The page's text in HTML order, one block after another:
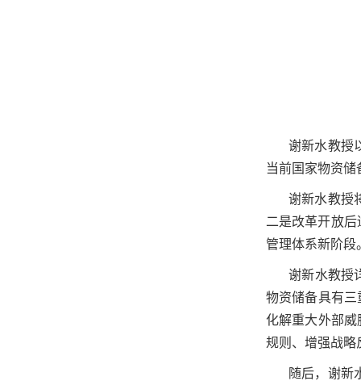
谢新水教授
当前国家物资
谢新水教授
二是改革开放
管理体系新阶段
谢新水教授
物资储备具有三
化解重大外部威
规则、增强战略
随后，谢新